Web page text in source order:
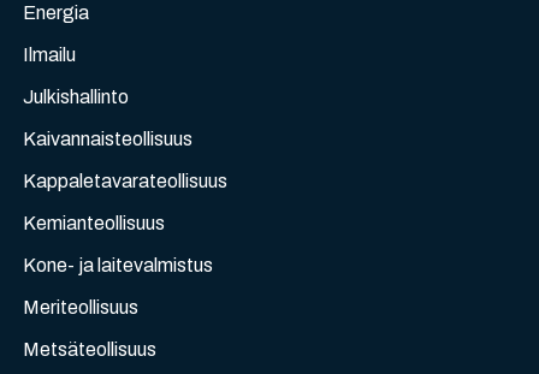
Energia
Ilmailu
Julkishallinto
Kaivannaisteollisuus
Kappaletavarateollisuus
Kemianteollisuus
Kone- ja laitevalmistus
Meriteollisuus
Metsäteollisuus